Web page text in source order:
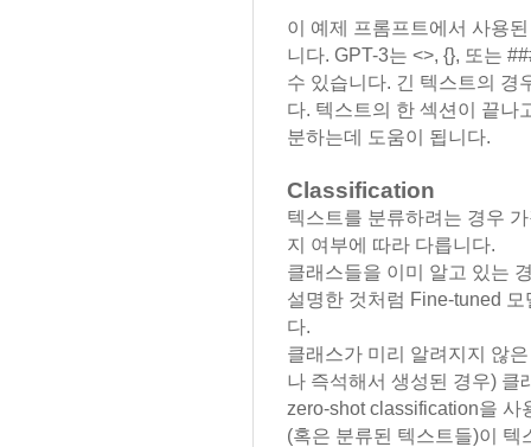
이 예제 프롬프트에서 사용
니다. GPT-3는 <>, {}, 또는
수 있습니다. 긴 텍스트의 경
다. 텍스트의 한 섹션이 끝나
분하는데 도움이 됩니다.
Classification
텍스트를 분류하려는 경우
지 여부에 따라 다릅니다.
클래스들을 이미 알고 있는
설명한 것처럼 Fine-tuned
다.
클래스가 미리 알려지지 않
나 즉석해서 생성된 경우) 클
zero-shot classification을 사
(혹은 분류된 텍스트들)이